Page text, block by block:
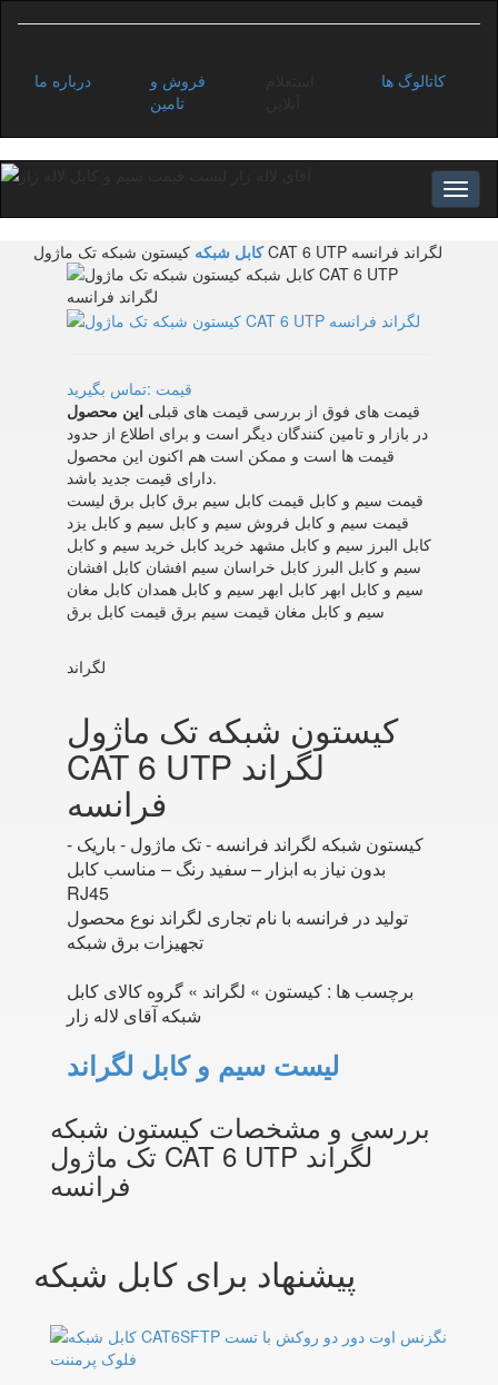
درباره ما
فروش و
تامین
کاتالوگ ها
کابل شبکه کیستون شبکه تک ماژول CAT 6 UTP لگراند فرانسه
قیمت :تماس بگیرید
قیمت های فوق از بررسی قیمت های قبلی این محصول
در بازار و تامین کنندگان دیگر است و برای اطلاع از حدود
قیمت ها است و ممکن است هم اکنون این محصول
دارای قیمت جدید باشد.
قیمت سیم و کابل قیمت کابل سیم برق کابل برق لیست
قیمت سیم و کابل فروش سیم و کابل سیم و کابل یزد
کابل البرز سیم و کابل مشهد خرید کابل خرید سیم و کابل
سیم و کابل البرز کابل خراسان سیم افشان کابل افشان
سیم و کابل ابهر کابل ابهر سیم و کابل همدان کابل مغان
سیم و کابل مغان قیمت سیم برق قیمت کابل برق
لگراند
کیستون شبکه تک ماژول
CAT 6 UTP لگراند
فرانسه
کیستون شبکه لگراند فرانسه - تک ماژول - باریک -
بدون نیاز به ابزار – سفید رنگ – مناسب کابل
RJ45
تولید در فرانسه با نام تجاری لگراند نوع محصول
تجهیزات برق شبکه
برچسب ها : کیستون » لگراند » گروه کالای کابل
شبکه آقای لاله زار
لیست سیم و کابل لگراند
بررسی و مشخصات کیستون شبکه
تک ماژول CAT 6 UTP لگراند
فرانسه
پیشنهاد برای کابل شبکه